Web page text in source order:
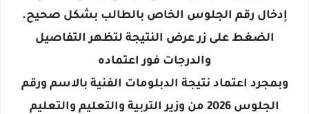
إدخال رقم الجلوس الخاص بالطالب بشكل صحيح.
الضغط على زر عرض النتيجة لتظهر التفاصيل
والدرجات فور اعتماده
وبمجرد اعتماد نتيجة الدبلومات الفنية بالاسم ورقم
الجلوس 2026 من وزير التربية والتعليم والتعليم